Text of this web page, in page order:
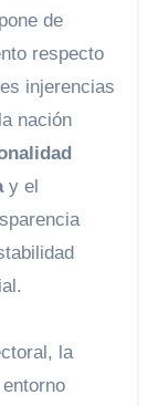
de
respecto
injerencias
nación
y el
la